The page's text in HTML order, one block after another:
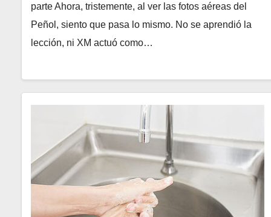
parte Ahora, tristemente, al ver las fotos aéreas del
Peñol, siento que pasa lo mismo. No se aprendió la
lección, ni XM actuó como…